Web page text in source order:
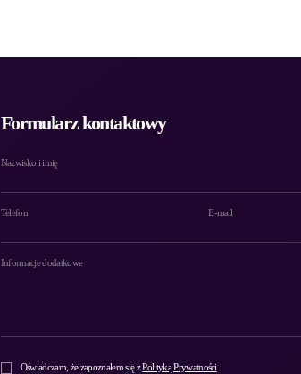
Formularz kontaktowy
Nazwisko i imię
Telefon E-mail
Informacje dodatkowe
Oświadczam, że zapoznałem się zPolityką Prywatności